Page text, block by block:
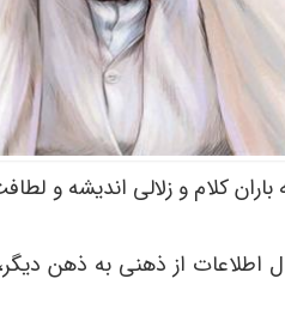
کلام و زلالی اندیشه و
اطلاعات از ذهنی به ذهن